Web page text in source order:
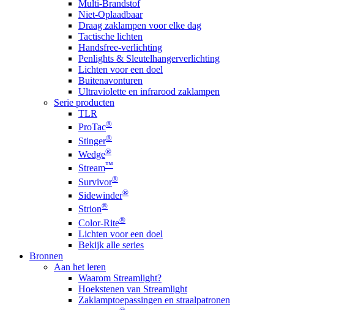
Multi-Brandstof
Niet-Oplaadbaar
Draag zaklampen voor elke dag
Tactische lichten
Handsfree-verlichting
Penlights & Sleutelhangerverlichting
Lichten voor een doel
Buitenavonturen
Ultraviolette en infrarood zaklampen
Serie producten
TLR
ProTac®
Stinger®
Wedge®
Stream™
Survivor®
Sidewinder®
Strion®
Color-Rite®
Lichten voor een doel
Bekijk alle series
Bronnen
Aan het leren
Waarom Streamlight?
Hoekstenen van Streamlight
Zaklamptoepassingen en straalpatronen